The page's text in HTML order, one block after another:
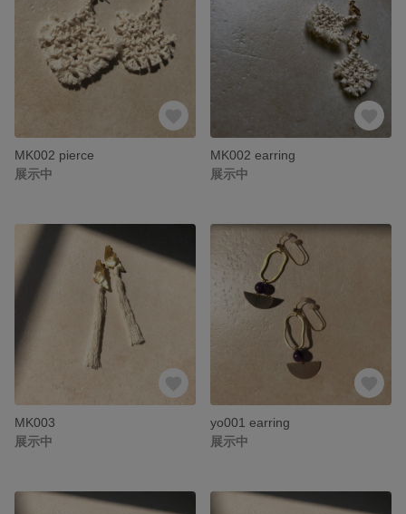
MK002 pierce
展示中
MK002 earring
展示中
MK003
展示中
yo001 earring
展示中